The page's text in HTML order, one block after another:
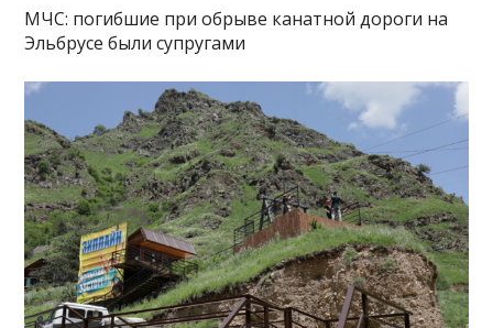
МЧС: погибшие при обрыве канатной дороги на
Эльбрусе были супругами